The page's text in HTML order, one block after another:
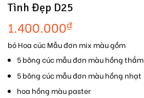
Tình Đẹp D25
1.400.000₫
bó Hoa cúc Mẫu đơn mix màu gồm
5 bông cúc mẫu đơn màu hồng thắm
5 bông cúc mẫu đơn màu hồng nhạt
hoa hồng màu paster